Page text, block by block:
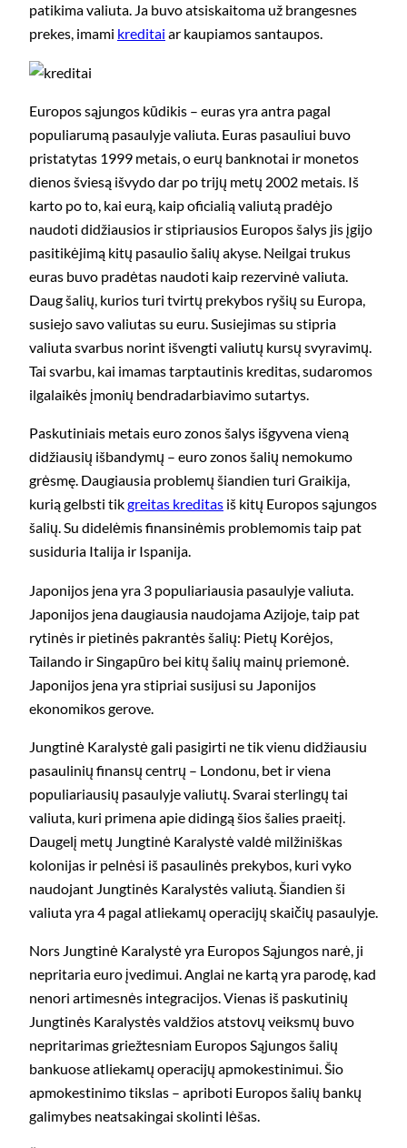
patikima valiuta. Ja buvo atsiskaitoma už brangesnes
prekes, imami kreditai ar kaupiamos santaupos.
Europos sąjungos kūdikis – euras yra antra pagal
populiarumą pasaulyje valiuta. Euras pasauliui buvo
pristatytas 1999 metais, o eurų banknotai ir monetos
dienos šviesą išvydo dar po trijų metų 2002 metais. Iš
karto po to, kai eurą, kaip oficialią valiutą pradėjo
naudoti didžiausios ir stipriausios Europos šalys jis įgijo
pasitikėjimą kitų pasaulio šalių akyse. Neilgai trukus
euras buvo pradėtas naudoti kaip rezervinė valiuta.
Daug šalių, kurios turi tvirtų prekybos ryšių su Europa,
susiejo savo valiutas su euru. Susiejimas su stipria
valiuta svarbus norint išvengti valiutų kursų svyravimų.
Tai svarbu, kai imamas tarptautinis kreditas, sudaromos
ilgalaikės įmonių bendradarbiavimo sutartys.
Paskutiniais metais euro zonos šalys išgyvena vieną
didžiausių išbandymų – euro zonos šalių nemokumo
grėsmę. Daugiausia problemų šiandien turi Graikija,
kurią gelbsti tikgreitas kreditas iš kitų Europos sąjungos
šalių. Su didelėmis finansinėmis problemomis taip pat
susiduria Italija ir Ispanija.
Japonijos jena yra 3 populiariausia pasaulyje valiuta.
Japonijos jena daugiausia naudojama Azijoje, taip pat
rytinės ir pietinės pakrantės šalių: Pietų Korėjos,
Tailando ir Singapūro bei kitų šalių mainų priemonė.
Japonijos jena yra stipriai susijusi su Japonijos
ekonomikos gerove.
Jungtinė Karalystė gali pasigirti ne tik vienu didžiausiu
pasaulinių finansų centrų – Londonu, bet ir viena
populiariausių pasaulyje valiutų. Svarai sterlingų tai
valiuta, kuri primena apie didingą šios šalies praeitį.
Daugelį metų Jungtinė Karalystė valdė milžiniškas
kolonijas ir pelnėsi iš pasaulinės prekybos, kuri vyko
naudojant Jungtinės Karalystės valiutą. Šiandien ši
valiuta yra 4 pagal atliekamų operacijų skaičių pasaulyje.
Nors Jungtinė Karalystė yra Europos Sąjungos narė, ji
nepritaria euro įvedimui. Anglai ne kartą yra parodę, kad
nenori artimesnės integracijos. Vienas iš paskutinių
Jungtinės Karalystės valdžios atstovų veiksmų buvo
nepritarimas griežtesniam Europos Sąjungos šalių
bankuose atliekamų operacijų apmokestinimui. Šio
apmokestinimo tikslas – apriboti Europos šalių bankų
galimybes neatsakingai skolinti lėšas.